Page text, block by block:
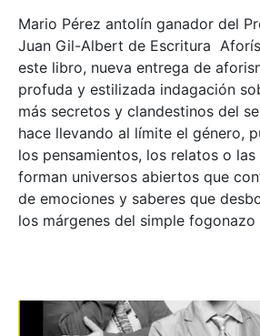
Mario Pérez antolín ganador del
Juan Gil-Albert de Escritura
este libro, nueva entrega de
profuda y estilizada indagación
más secretos y clandestinos del
hace llevando al límite el género,
los pensamientos, los relatos o
forman universos abiertos que
de emociones y saberes que
los márgenes del simple fogonazo